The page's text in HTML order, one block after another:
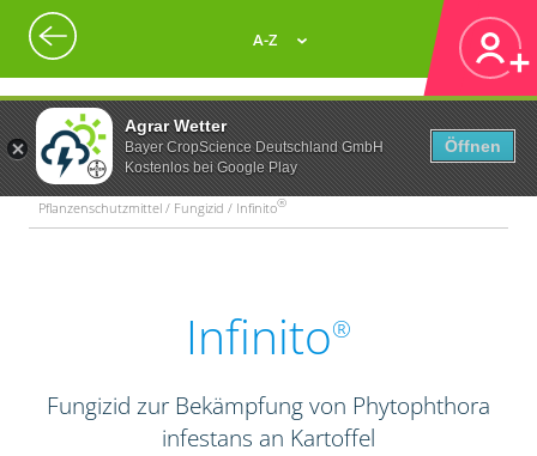
Agrar Wetter
Bayer CropScience Deutschland GmbH
Kostenlos bei Google Play
Öffnen
A-Z
Pflanzenschutzmittel / Fungizid / Infinito®
Infinito®
Fungizid zur Bekämpfung von Phytophthora
infestans an Kartoffel